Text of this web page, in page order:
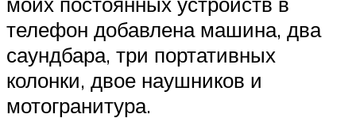
телефон добавлена машина, два
саундбара, три портативных
колонки, двое наушников и
мотогранитура.